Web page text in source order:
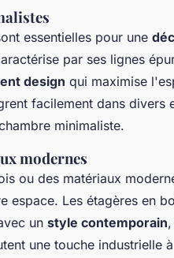
essentielles pour une
par ses lignes
design qui maximise
facilement dans divers
minimaliste.
modernes
ou des matériaux
espace. Les étagères en
un style contemporain
une touche industrielle